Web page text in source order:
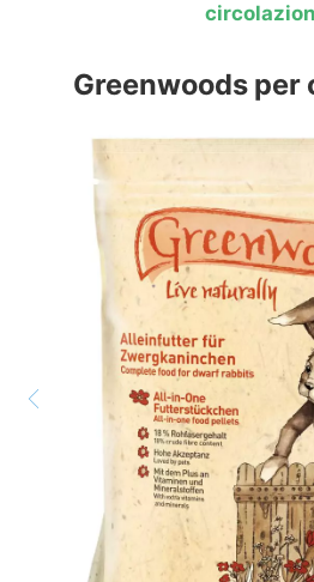
Greenwoods per